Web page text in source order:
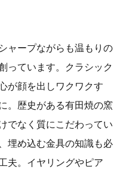
ャープながらも温もりの
っています。クラシック
が顔を出しワクワクす
。歴史がある有田焼の窯
でなく質にこだわってい
埋め込む金具の知識も必
夫。イヤリングやピア